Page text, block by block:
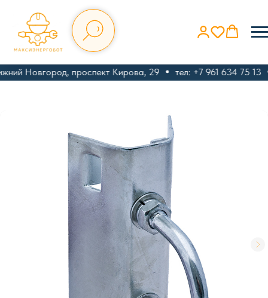
Новгород, проспект Кирова, 29 тел: +7 961 634 75 13